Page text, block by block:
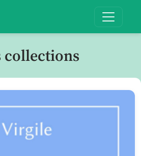
collections